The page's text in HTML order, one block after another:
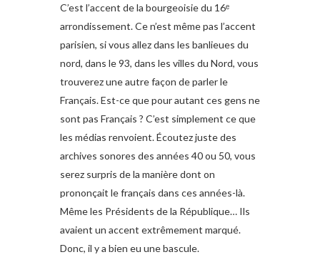
C’est l’accent de la bourgeoisie du 16ᵉ
arrondissement. Ce n’est même pas l’accent
parisien, si vous allez dans les banlieues du
nord, dans le 93, dans les villes du Nord, vous
trouverez une autre façon de parler le
Français. Est-ce que pour autant ces gens ne
sont pas Français ? C’est simplement ce que
les médias renvoient. Écoutez juste des
archives sonores des années 40 ou 50, vous
serez surpris de la manière dont on
prononçait le français dans ces années-là.
Même les Présidents de la République… Ils
avaient un accent extrêmement marqué.
Donc, il y a bien eu une bascule.